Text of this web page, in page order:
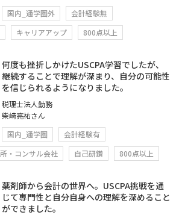
国内_通学圏外
会計経験無
キャリアアップ 800点以上
何度も挫折しかけたUSCPA学習でしたが、
継続することで理解が深まり、自分の可能性
を信じられるようになりました。
税理士法人勤務
柴﨑亮祐さん
国内_通学圏
会計経験有
・コンサル会社
自己研鑽 800点以上
薬剤師から会計の世界へ。USCPA挑戦を通
じて専門性と自分自身への理解を深めること
ができました。